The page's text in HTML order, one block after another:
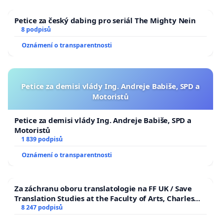
Petice za český dabing pro seriál The Mighty Nein
8 podpisů
Oznámení o transparentnosti
Petice za demisi vlády Ing. Andreje Babiše, SPD a
Motoristů
Petice za demisi vlády Ing. Andreje Babiše, SPD a
Motoristů
1 839 podpisů
Oznámení o transparentnosti
Za záchranu oboru translatologie na FF UK / Save
Translation Studies at the Faculty of Arts, Charles
University
8 247 podpisů